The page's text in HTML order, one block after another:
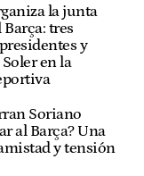
la junta
tres
y
en la
Soriano
al Barça? Una
y tensión